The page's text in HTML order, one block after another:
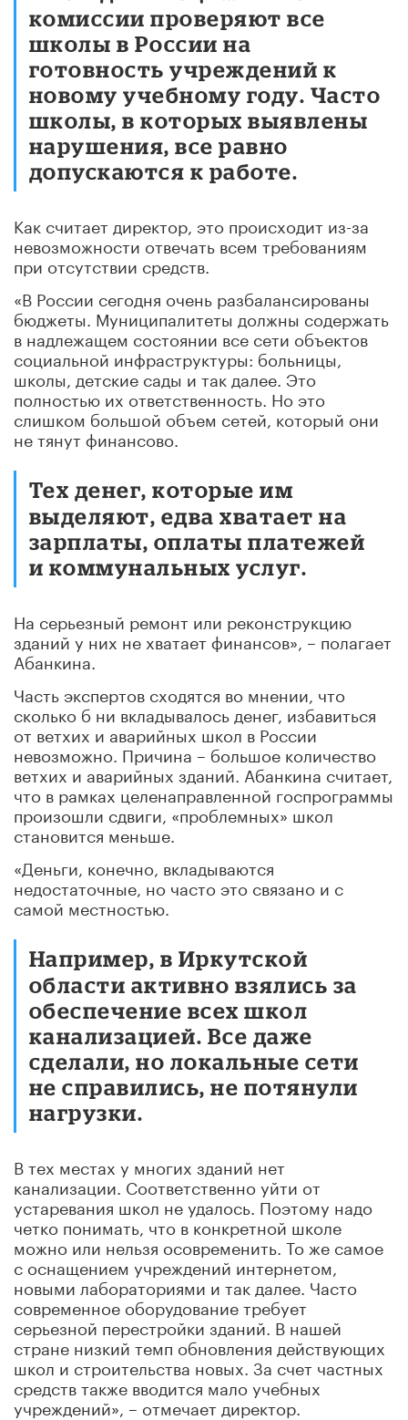
комиссии проверяют все
школы в России на
готовность учреждений к
новому учебному году. Часто
школы, в которых выявлены
нарушения, все равно
допускаются к работе.
Как считает директор, это происходит из-за
невозможности отвечать всем требованиям
при отсутствии средств.
«В России сегодня очень разбалансированы
бюджеты. Муниципалитеты должны содержать
в надлежащем состоянии все сети объектов
социальной инфраструктуры: больницы,
школы, детские сады и так далее. Это
полностью их ответственность. Но это
слишком большой объем сетей, который они
не тянут финансово.
Тех денег, которые им
выделяют, едва хватает на
зарплаты, оплаты платежей
и коммунальных услуг.
На серьезный ремонт или реконструкцию
зданий у них не хватает финансов», – полагает
Абанкина.
Часть экспертов сходятся во мнении, что
сколько б ни вкладывалось денег, избавиться
от ветхих и аварийных школ в России
невозможно. Причина – большое количество
ветхих и аварийных зданий. Абанкина считает,
что в рамках целенаправленной госпрограммы
произошли сдвиги, «проблемных» школ
становится меньше.
«Деньги, конечно, вкладываются
недостаточные, но часто это связано и с
самой местностью.
Например, в Иркутской
области активно взялись за
обеспечение всех школ
канализацией. Все даже
сделали, но локальные сети
не справились, не потянули
нагрузки.
В тех местах у многих зданий нет
канализации. Соответственно уйти от
устаревания школ не удалось. Поэтому надо
четко понимать, что в конкретной школе
можно или нельзя осовременить. То же самое
с оснащением учреждений интернетом,
новыми лабораториями и так далее. Часто
современное оборудование требует
серьезной перестройки зданий. В нашей
стране низкий темп обновления действующих
школ и строительства новых. За счет частных
средств также вводится мало учебных
учреждений», – отмечает директор.